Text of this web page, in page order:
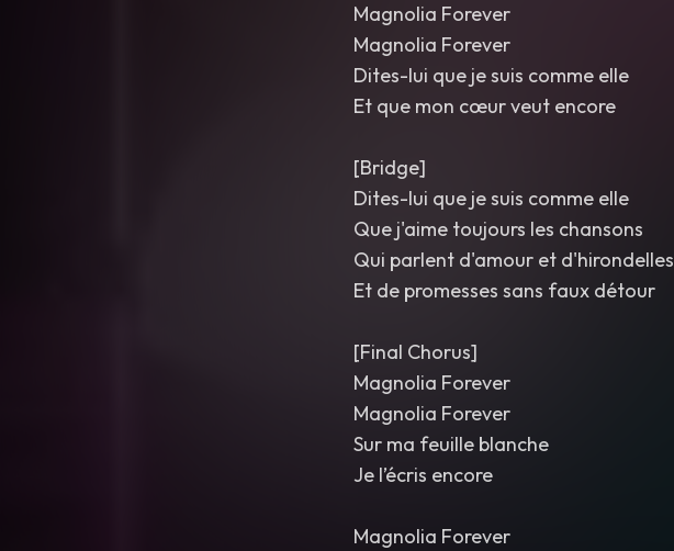
Magnolia Forever
Magnolia Forever
Dites-lui que je suis comme elle
Et que mon cœur veut encore
[Bridge]
Dites-lui que je suis comme elle
Que j'aime toujours les chansons
Qui parlent d'amour et d'hirondelles
Et de promesses sans faux détour
[Final Chorus]
Magnolia Forever
Magnolia Forever
Sur ma feuille blanche
Je l’écris encore
Magnolia Forever